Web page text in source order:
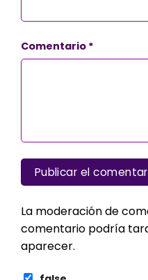
Comentario *
La moderación de
comentario podría
aparecer.